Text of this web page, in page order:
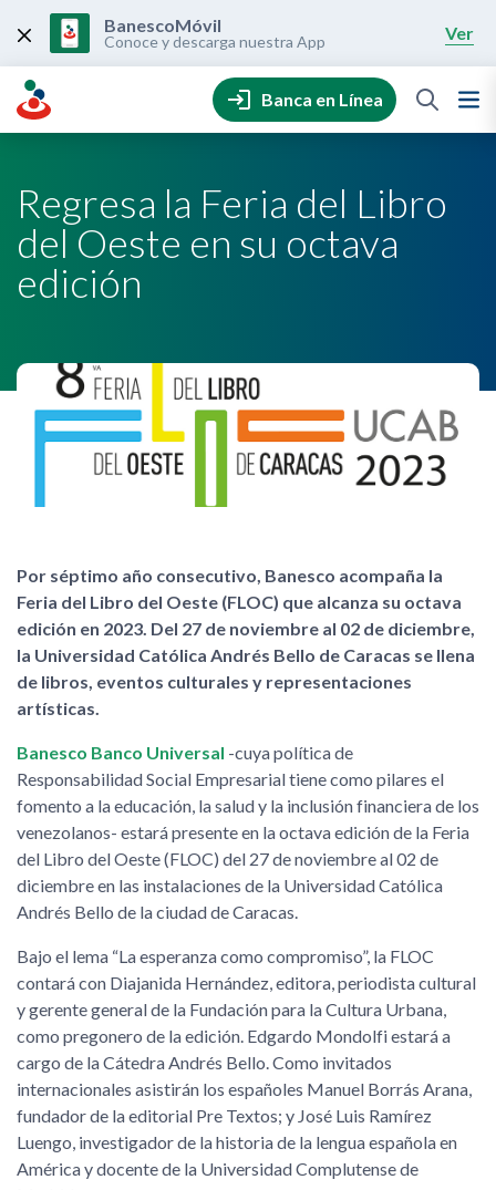
content
BanescoMóvil
Conoce y descarga nuestra App Ver
Banca en Línea
Regresa la Feria del Libro
del Oeste en su octava
edición
Por séptimo año consecutivo, Banesco acompaña la
Feria del Libro del Oeste (FLOC) que alcanza su octava
edición en 2023. Del 27 de noviembre al 02 de diciembre,
la Universidad Católica Andrés Bello de Caracas se llena
de libros, eventos culturales y representaciones
artísticas.
Banesco Banco Universal -cuya política de
Responsabilidad Social Empresarial tiene como pilares el
fomento a la educación, la salud y la inclusión financiera de los
venezolanos- estará presente en la octava edición de la Feria
del Libro del Oeste (FLOC) del 27 de noviembre al 02 de
diciembre en las instalaciones de la Universidad Católica
Andrés Bello de la ciudad de Caracas.
Bajo el lema “La esperanza como compromiso”, la FLOC
contará con Diajanida Hernández, editora, periodista cultural
y gerente general de la Fundación para la Cultura Urbana,
como pregonero de la edición. Edgardo Mondolfi estará a
cargo de la Cátedra Andrés Bello. Como invitados
internacionales asistirán los españoles Manuel Borrás Arana,
fundador de la editorial Pre Textos; y José Luis Ramírez
Luengo, investigador de la historia de la lengua española en
América y docente de la Universidad Complutense de